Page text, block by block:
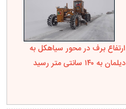
ارتفاع برف در محور سیاهکل به
دیلمان به ۱۴۰ سانتی متر رسید